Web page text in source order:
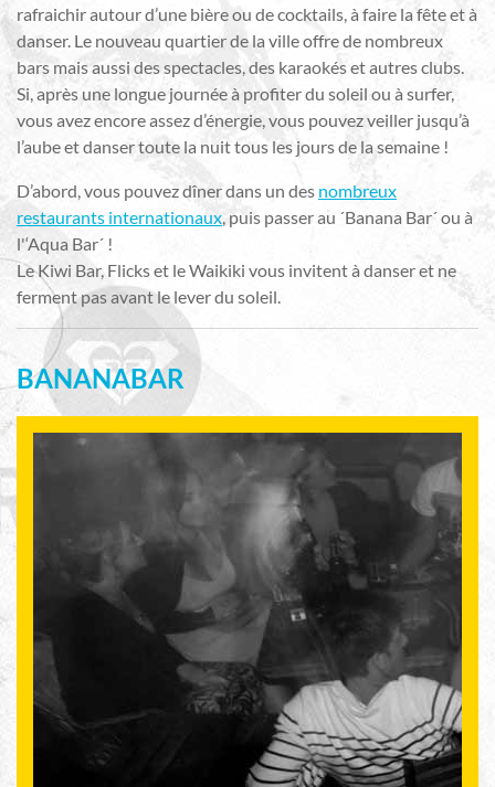
rafraichir autour d’une bière ou de cocktails, à faire la fête et à
danser. Le nouveau quartier de la ville offre de nombreux
bars mais aussi des spectacles, des karaokés et autres clubs.
Si, après une longue journée à profiter du soleil ou à surfer,
vous avez encore assez d’énergie, vous pouvez veiller jusqu’à
l’aube et danser toute la nuit tous les jours de la semaine !
D’abord, vous pouvez dîner dans un des nombreux
restaurants internationaux, puis passer au ´Banana Bar´ ou à
l'‘Aqua Bar´ !
Le Kiwi Bar, Flicks et le Waikiki vous invitent à danser et ne
ferment pas avant le lever du soleil.
BANANABAR